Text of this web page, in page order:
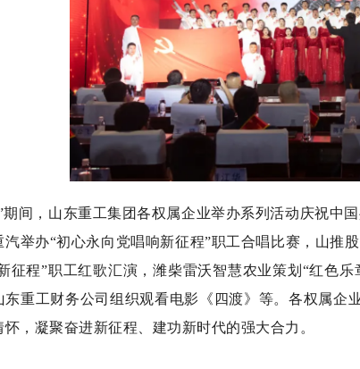
，山东重工集团各权属企业举办系列活动庆祝中国
汽举办“初心永向党唱响新征程”职工合唱比赛，山推
征程”职工红歌汇演，潍柴雷沃智慧农业策划“红色
东重工财务公司组织观看电影《四渡》等。各权属企
怀，凝聚奋进新征程、建功新时代的强大合力。